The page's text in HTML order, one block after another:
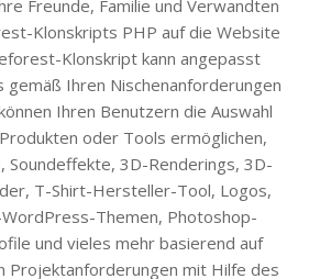
Freunde, Familie und Verwandten
Klonskripts PHP auf die Website
Klonskript kann angepasst
gemäß Ihren Nischenanforderungen
Ihren Benutzern die Auswahl
oder Tools ermöglichen,
3D-Renderings, 3D-
T-Shirt-Hersteller-Tool, Logos,
Themen, Photoshop-
und vieles mehr basierend auf
Projektanforderungen mit Hilfe des